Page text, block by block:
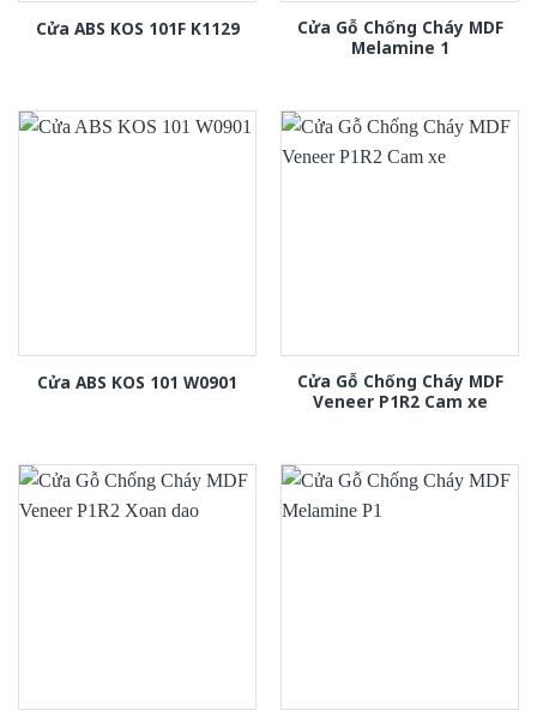
Cửa ABS KOS 101F K1129
Cửa Gỗ Chống Cháy MDF
Melamine 1
Cửa ABS KOS 101 W0901
Cửa Gỗ Chống Cháy MDF
Veneer P1R2 Cam xe